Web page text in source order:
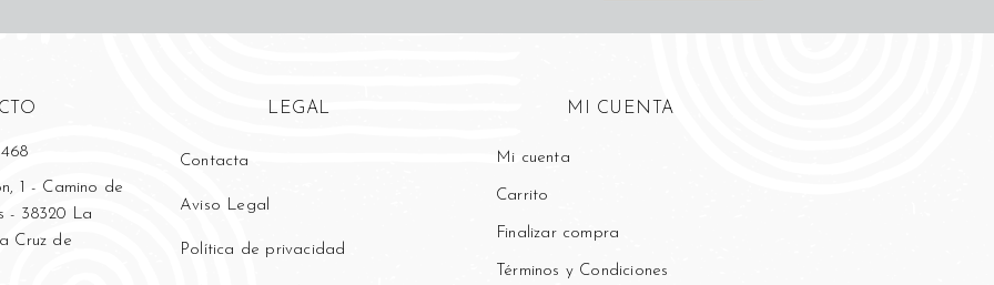
1 - Camino de
- 38320 La
Cruz de
LEGAL
Contacta
Aviso Legal
Política de privacidad
MI CUENTA
Mi cuenta
Carrito
Finalizar compra
Términos y Condiciones